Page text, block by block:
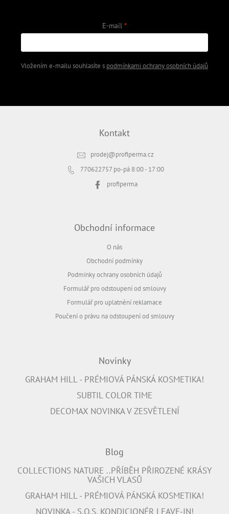
E-mail
Vložením e-mailu souhlasíte s podmínkami ochrany osobních údajů
Kontakt
prodej@profiperma.cz
770622757 po-pá 8:00 - 17:00
profiperma
Obchodní informace
O nás
Obchodní podmínky
Podmínky ochrany osobních údajů
Formulář pro odstoupení od smlouvy
Formulář pro uplatnění reklamace
Poučení o právu na odstoupení od smlouvy
Novinky
GRAHAM HILL - PRÉMIOVÁ PÁNSKÁ KOSMETIKA!
SUBTIL COLOR TIME
DECOMAX NOVINKA V ZESVĚTLENÍ
Blog
COLLECTIONS NATURE ..PŘÍBĚH PŘIROZENÉ KRÁSY
VAŠICH VLASŮ
GRAHAM HILL - PRÉMIOVÁ PÁNSKÁ KOSMETIKA!
NOVINKA - S.O.S. KONDICIONÉR LEAVE-IN!